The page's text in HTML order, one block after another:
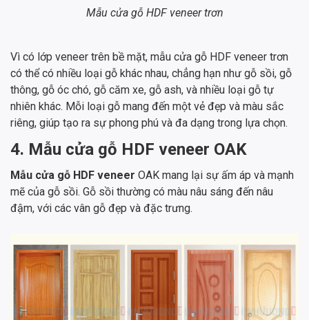
Mẫu cửa gỗ HDF veneer trơn
Vì có lớp veneer trên bề mặt, mẫu cửa gỗ HDF veneer trơn
có thể có nhiều loại gỗ khác nhau, chẳng hạn như gỗ sồi, gỗ
thông, gỗ óc chó, gỗ căm xe, gỗ ash, và nhiều loại gỗ tự
nhiên khác. Mỗi loại gỗ mang đến một vẻ đẹp và màu sắc
riêng, giúp tạo ra sự phong phú và đa dạng trong lựa chọn.
4. Mẫu cửa gỗ HDF veneer OAK
Mẫu cửa gỗ HDF veneer OAK mang lại sự ấm áp và mạnh
mẽ của gỗ sồi. Gỗ sồi thường có màu nâu sáng đến nâu
đậm, với các vân gỗ đẹp và đặc trưng.